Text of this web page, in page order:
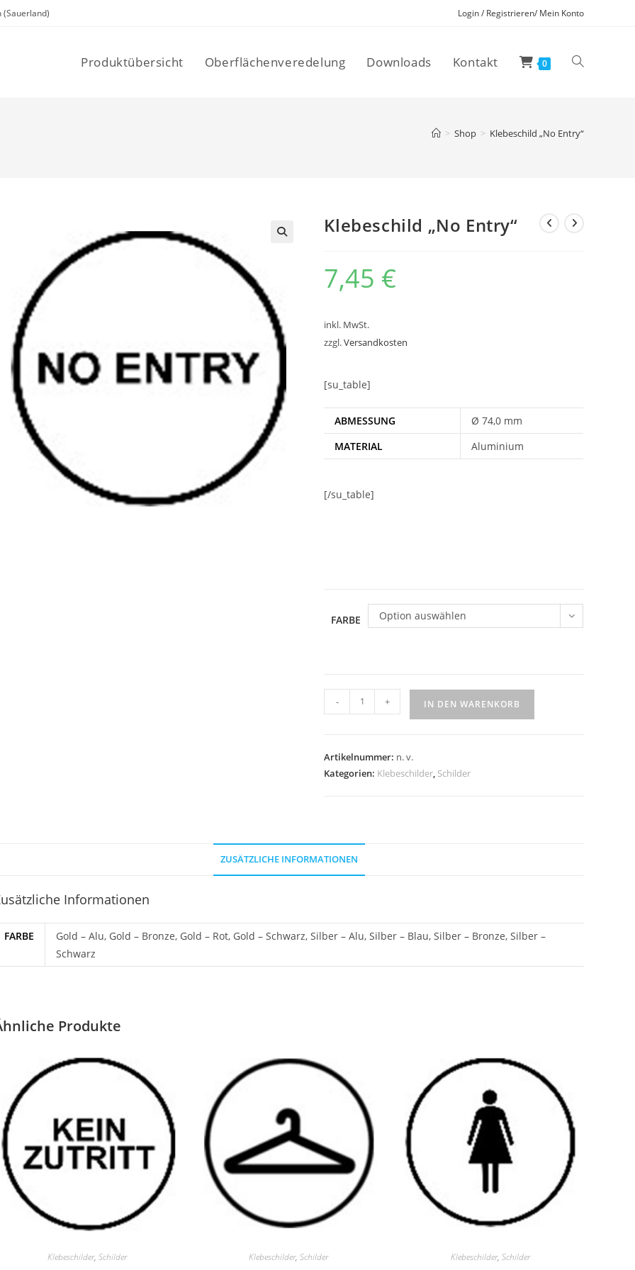
(Sauerland) Login / Registrieren/ Mein Konto
Produktübersicht Oberflächenveredelung Downloads Kontakt 0 Website-
Suche
> Shop > Klebeschild „No Entry“
Klebeschild „No Entry“
7,45 €
inkl. MwSt.
zzgl.Versandkosten
[su_table]
ABMESSUNG
Ø 74,0 mm
MATERIAL
Aluminium
[/su_table]
FARBE Option auswählen
Klebeschild
"No
- + IN DEN WARENKORB
Artikelnummer: n. v.
Kategorien: Klebeschilder, Schilder
ZUSÄTZLICHE INFORMATIONEN
Informationen
FARBE
Gold – Alu, Gold – Bronze, Gold – Rot, Gold – Schwarz, Silber – Alu, Silber – Blau, Silber – Bronze, Silber –
Schwarz
Produkte
Klebeschilder,Schilder Klebeschilder,Schilder Klebeschilder, Schilder